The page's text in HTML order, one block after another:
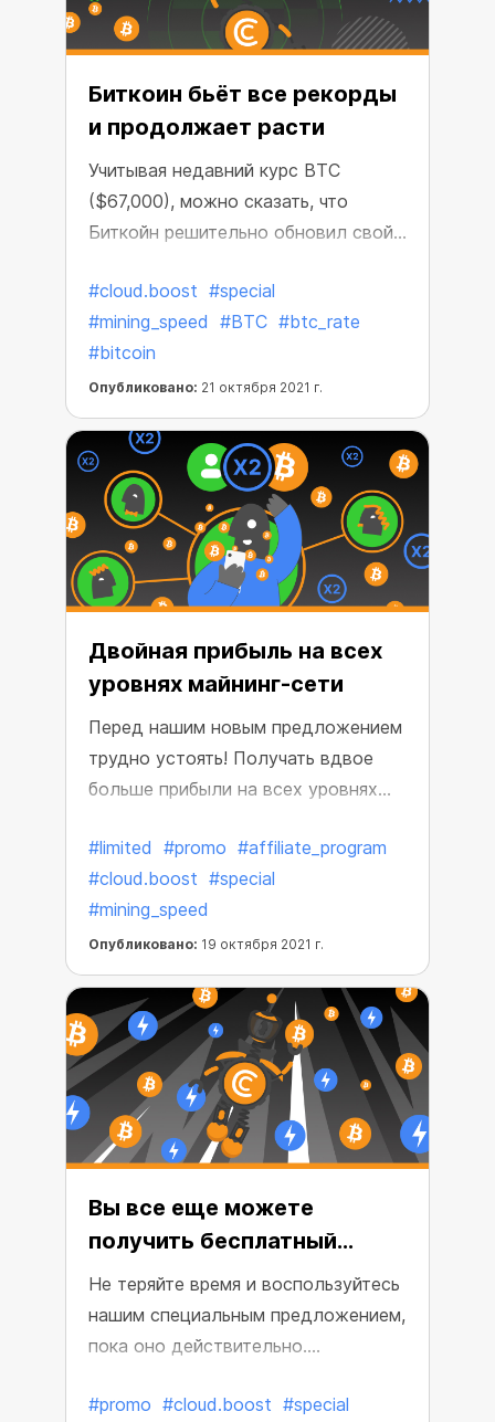
Биткоин бьёт все рекорды
и продолжает расти
Учитывая недавний курс BTC
($67,000), можно сказать, что
Биткойн решительно обновил свой
$64,854, зафиксированный в апреле
2021 года.
#cloud.boost #special
#mining_speed #BTC #btc_rate
#bitcoin
Опубликовано: 21 октября 2021 г.
Двойная прибыль на всех
уровнях майнинг-сети
Перед нашим новым предложением
трудно устоять! Получать вдвое
больше прибыли на всех уровнях
никогда не было так просто!
#limited #promo #affiliate_program
#cloud.boost #special
#mining_speed
Опубликовано: 19 октября 2021 г.
Вы все еще можете
получить бесплатный
Cloud.Boost X2
Не теряйте время и воспользуйтесь
нашим специальным предложением,
пока оно действительно.
бесплатный 30-дневный доступ к
#promo #cloud.boost #special